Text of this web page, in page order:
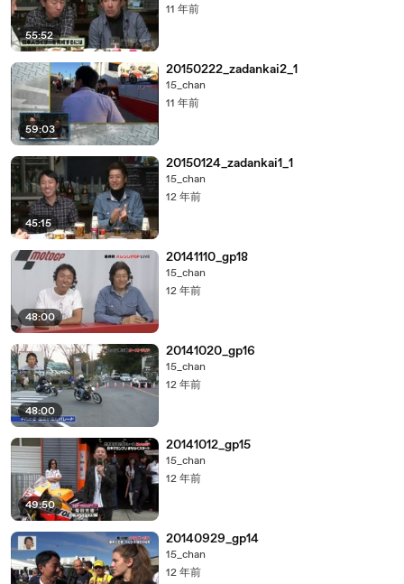
55:52
11 年前
59:03
20150222_zadankai2_1
15_chan
11 年前
45:15
20150124_zadankai1_1
15_chan
12 年前
48:00
20141110_gp18
15_chan
12 年前
48:00
20141020_gp16
15_chan
12 年前
49:50
20141012_gp15
15_chan
12 年前
20140929_gp14
15_chan
12 年前